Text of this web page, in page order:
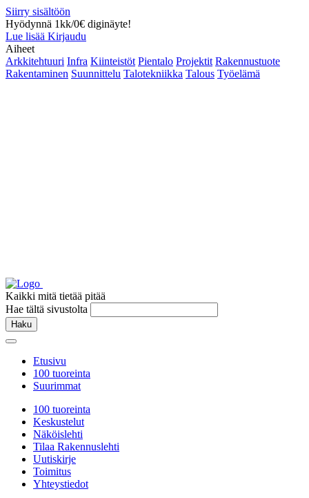
Siirry sisältöön
Hyödynnä 1kk/0€ diginäyte!
Lue lisää Kirjaudu
Aiheet
Arkkitehtuuri Infra Kiinteistöt Pientalo Projektit Rakennustuote
Rakentaminen Suunnittelu Talotekniikka Talous Työelämä
Kaikki mitä tietää pitää
Hae tältä sivustolta
Haku
Etusivu
100 tuoreinta
Suurimmat
100 tuoreinta
Keskustelut
Näköislehti
Tilaa Rakennuslehti
Uutiskirje
Toimitus
Yhteystiedot